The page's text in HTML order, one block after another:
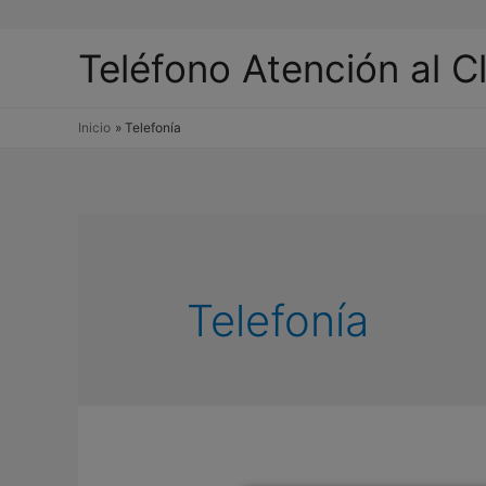
Teléfono Atención al
Inicio Telefonía
Telefonía